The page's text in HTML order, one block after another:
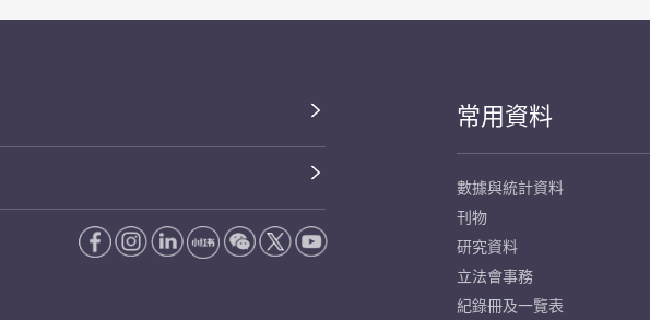
常用資料
數據與統計資料
刊物
研究資料
立法會事務
紀錄冊及一覽表